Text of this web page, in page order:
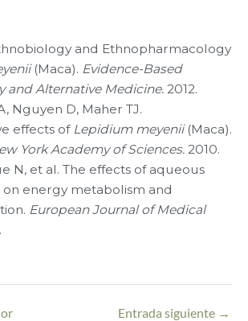
and Ethnopharmacology
(Maca). Evidence-Based
and Alternative Medicine. 2012.
Nguyen D, Maher TJ.
effects of Lepidium meyenii(Maca).
York Academy of Sciences. 2010.
N, et al. The effects of aqueous
on energy metabolism and
European Journal of Medical
Entrada siguiente →